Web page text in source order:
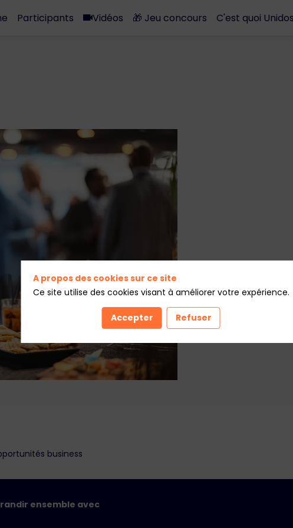
Participants Vidéos 🎁 Jeu concours C'est quoi
business
ensemble avec
A propos des cookies sur ce site
Ce site utilise des cookies visant à améliorer votre expérience.
Accepter Refuser